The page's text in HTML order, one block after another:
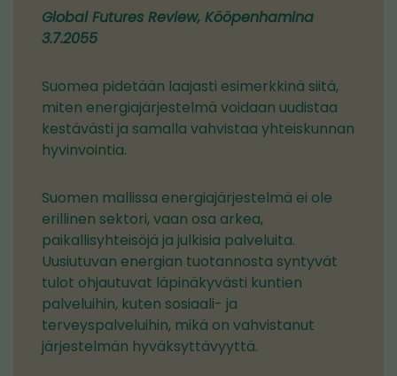
Global Futures Review, Kööpenhamina
3.7.2055
Suomea pidetään laajasti esimerkkinä siitä,
miten energiajärjestelmä voidaan uudistaa
kestävästi ja samalla vahvistaa yhteiskunnan
hyvinvointia.
Suomen mallissa energiajärjestelmä ei ole
erillinen sektori, vaan osa arkea,
paikallisyhteisöjä ja julkisia palveluita.
Uusiutuvan energian tuotannosta syntyvät
tulot ohjautuvat läpinäkyvästi kuntien
palveluihin, kuten sosiaali- ja
terveyspalveluihin, mikä on vahvistanut
järjestelmän hyväksyttävyyttä.